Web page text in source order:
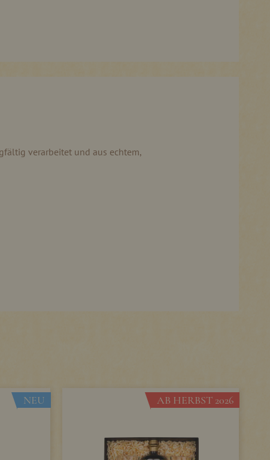
verarbeitet und aus echtem,
NEU AB HERBST 2026